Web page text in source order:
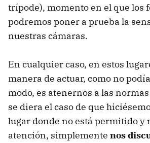
trípode), momento en el que los
podremos poner a prueba la
nuestras cámaras.
En cualquier caso, en estos
manera de actuar, como no
modo, es atenernos a las
se diera el caso de que
lugar donde no está permitido y
atención, simplemente nos